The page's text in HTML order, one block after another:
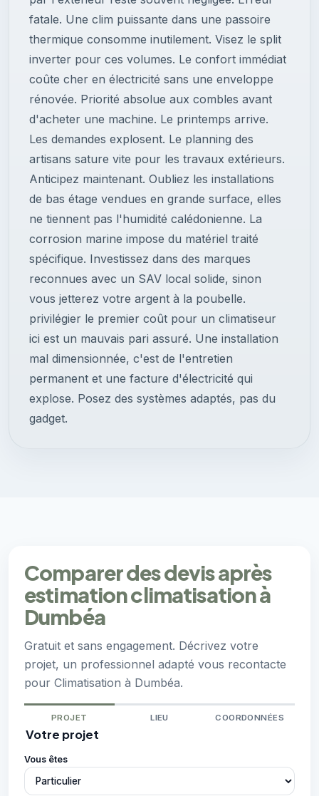
fatale. Une clim puissante dans une passoire
thermique consomme inutilement. Visez le split
inverter pour ces volumes. Le confort immédiat
coûte cher en électricité sans une enveloppe
rénovée. Priorité absolue aux combles avant
d'acheter une machine. Le printemps arrive.
Les demandes explosent. Le planning des
artisans sature vite pour les travaux extérieurs.
Anticipez maintenant. Oubliez les installations
de bas étage vendues en grande surface, elles
ne tiennent pas l'humidité calédonienne. La
corrosion marine impose du matériel traité
spécifique. Investissez dans des marques
reconnues avec un SAV local solide, sinon
vous jetterez votre argent à la poubelle.
privilégier le premier coût pour un climatiseur
ici est un mauvais pari assuré. Une installation
mal dimensionnée, c'est de l'entretien
permanent et une facture d'électricité qui
explose. Posez des systèmes adaptés, pas du
gadget.
Comparer des devis après
estimation climatisation à
Dumbéa
Gratuit et sans engagement. Décrivez votre
projet, un professionnel adapté vous recontacte
pour Climatisation à Dumbéa.
PROJET LIEU COORDONNÉES
Votre projet
Vous êtes